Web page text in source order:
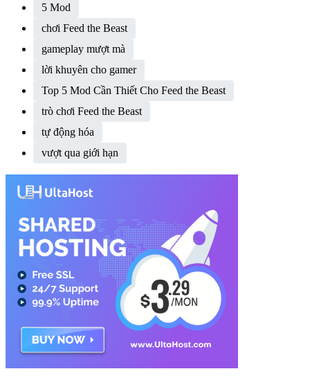
5 Mod
chơi Feed the Beast
gameplay mượt mà
lời khuyên cho gamer
Top 5 Mod Cần Thiết Cho Feed the Beast
trò chơi Feed the Beast
tự động hóa
vượt qua giới hạn